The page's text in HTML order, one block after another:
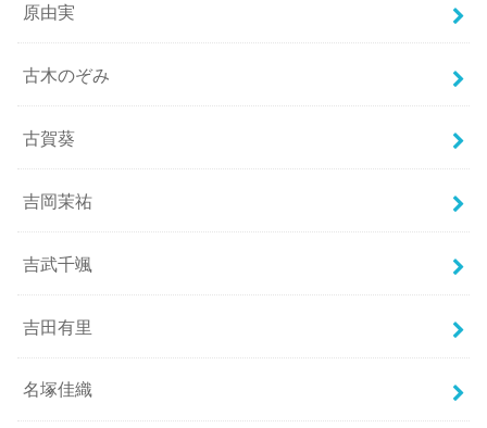
原由実
古木のぞみ
古賀葵
吉岡茉祐
吉武千颯
吉田有里
名塚佳織